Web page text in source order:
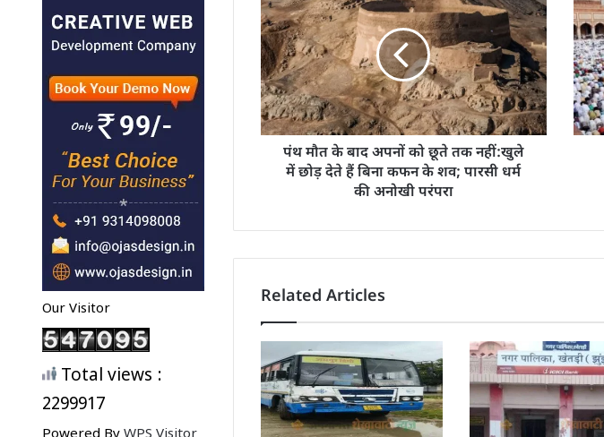
Our Visitor
Total views :
2299917
पंथ मौत के बाद अपनों को छूते तक नहीं:खुले
में छोड़ देते हैं बिना कफन के शव; पारसी धर्म
की अनोखी परंपरा
Related Articles